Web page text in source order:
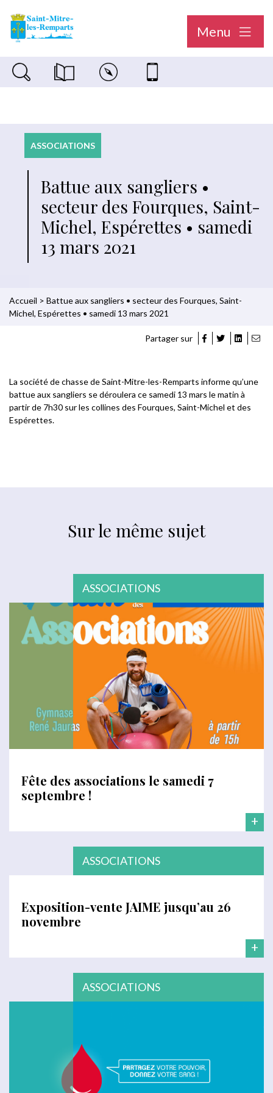
Menu
Recherche sur le siteMagazine municipal "Le Saint-Mitréen"
Carte interactiveNous contacter
ASSOCIATIONS
Battue aux sangliers •
secteur des Fourques, Saint-
Michel, Espérettes • samedi
13 mars 2021
Accueil > Battue aux sangliers • secteur des Fourques, Saint-
Michel, Espérettes • samedi 13 mars 2021
Partager sur
La société de chasse de Saint-Mitre-les-Remparts informe qu’une
battue aux sangliers se déroulera ce samedi 13 mars le matin à
partir de 7h30 sur les collines des Fourques, Saint-Michel et des
Espérettes.
Sur le même sujet
ASSOCIATIONS
Fête des associations le samedi 7
septembre !
+
ASSOCIATIONS
Exposition-vente JAIME jusqu’au 26
novembre
+
ASSOCIATIONS